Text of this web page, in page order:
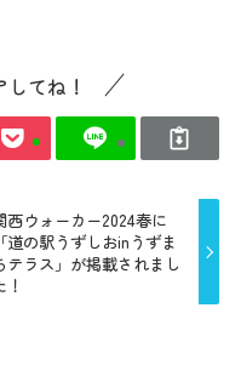
てね！
西ウォーカー2024春に
「道の駅うずしおinうずま
テラス」が掲載されまし
！